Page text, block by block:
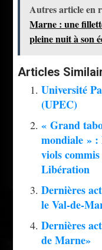
Autres article en
Marne : une
pleine nuit à son
Articles
Université
(UPEC)
« Grand
mondiale » :
viols
Libération
Dernières
le Val-de-
Dernières
de Marne»